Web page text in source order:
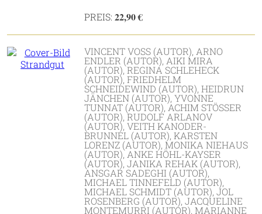
PREIS: 22,90 €
VINCENT VOSS (AUTOR), ARNO
ENDLER (AUTOR), AIKI MIRA
(AUTOR), REGINA SCHLEHECK
(AUTOR), FRIEDHELM
SCHNEIDEWIND (AUTOR), HEIDRUN
JÄNCHEN (AUTOR), YVONNE
TUNNAT (AUTOR), ACHIM STÖSSER (
AUTOR), RUDOLF ARLANOV (
AUTOR), VEITH KANODER-B
RUNNEL (AUTOR), KARSTEN L
ORENZ (AUTOR), MONIKA NIEHAUS (
AUTOR), ANKE HÖHL-KAYSER (
AUTOR), JANIKA REHAK (AUTOR), A
NSGAR SADEGHI (AUTOR), M
ICHAEL TINNEFELD (AUTOR), M
ICHAEL SCHMIDT (AUTOR), JOL R
OSENBERG (AUTOR), JACQUELINE M
ONTEMURRI (AUTOR), MARIANNE L